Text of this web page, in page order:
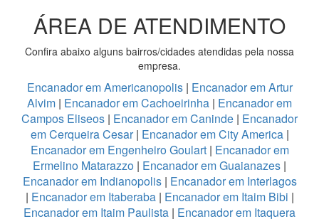
ÁREA DE ATENDIMENTO
Confira abaixo alguns bairros/cidades atendidas pela nossa
empresa.
Encanador em Americanopolis | Encanador em Artur
Alvim | Encanador em Cachoeirinha | Encanador em
Campos Eliseos | Encanador em Caninde | Encanador
em Cerqueira Cesar| Encanador em City America |
Encanador em Engenheiro Goulart | Encanador em
Ermelino Matarazzo | Encanador em Guaianazes |
Encanador em Indianopolis| Encanador em Interlagos
| Encanador em Itaberaba| Encanador em Itaim Bibi |
Encanador em Itaim Paulista | Encanador em Itaquera